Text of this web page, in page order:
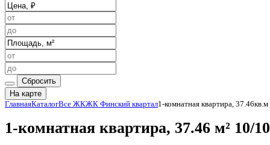
Сбросить
На карте